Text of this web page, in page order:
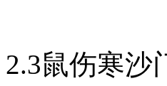
2.3鼠伤寒沙